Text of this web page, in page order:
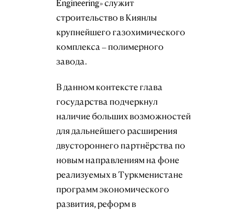
Engineering» служит
строительство в Киянлы
крупнейшего газохимического
комплекса – полимерного
завода.
В данном контексте глава
государства подчеркнул
наличие больших возможностей
для дальнейшего расширения
двустороннего партнёрства по
новым направлениям на фоне
реализуемых в Туркменистане
программ экономического
развития, реформ в